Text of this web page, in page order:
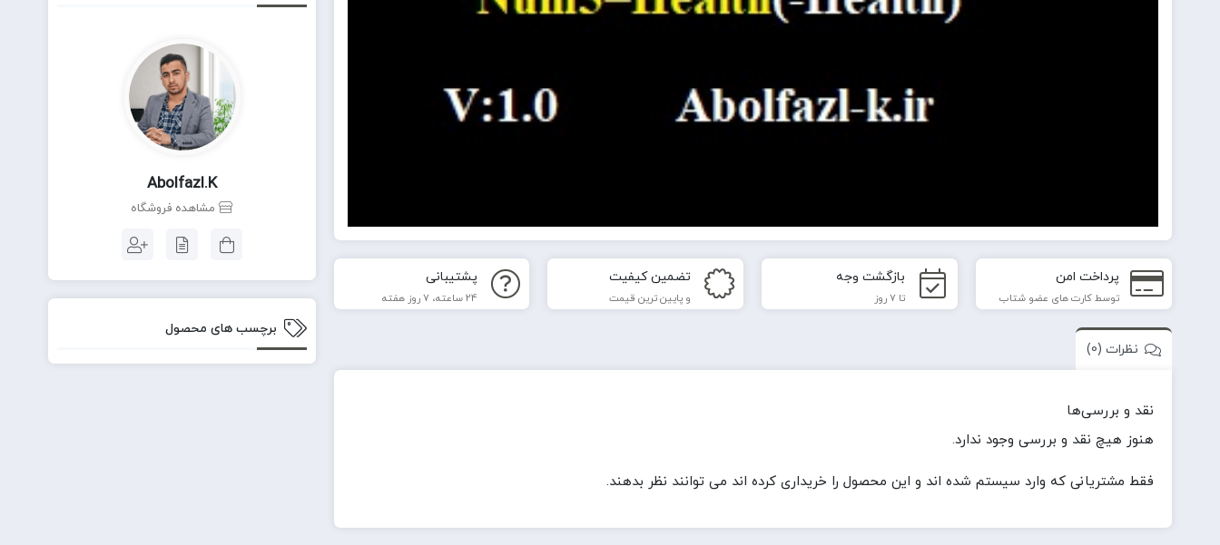
پرداخت امن
توسط کارت های عضو شتاب
بازگشت وجه
تا 7 روز
تضمین کیفیت
و پایین ترین قیمت
پشتیبانی
24 ساعته، 7 روز هفته
نظرات (0)
نقد و بررسی‌ها
هنوز هیچ نقد و بررسی وجود ندارد.
فقط مشتریانی که وارد سیستم شده اند و این محصول را خریداری کرده اند می توانند نظر بدهند.
Abolfazl.k
مشاهده فروشگاه
برچسب های محصول